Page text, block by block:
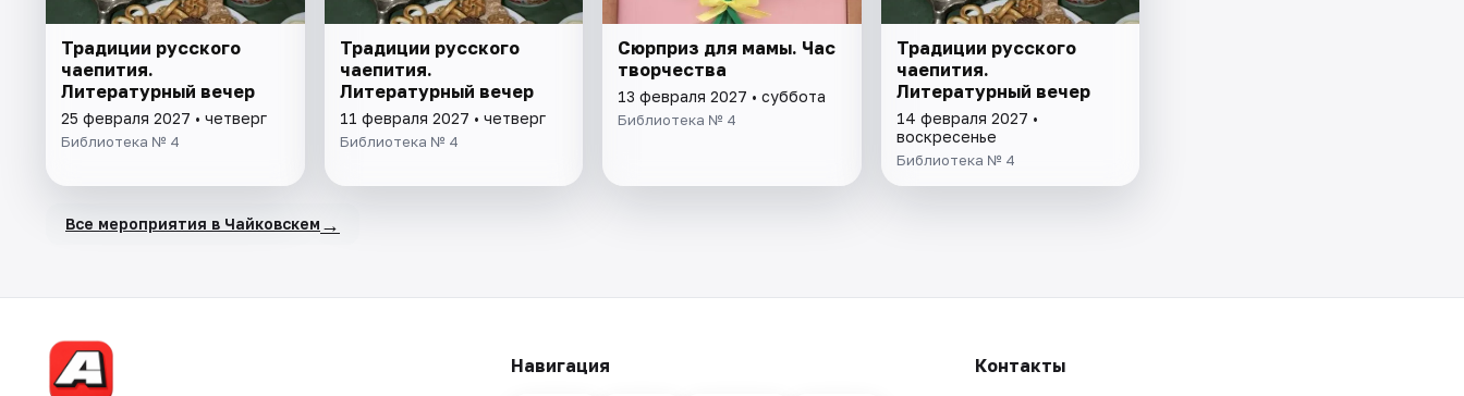
Традиции русского
чаепития.
Литературный вечер
25 февраля 2027 • четверг
Библиотека № 4
Традиции русского
чаепития.
Литературный вечер
11 февраля 2027 • четверг
Библиотека № 4
Сюрприз для мамы. Час
творчества
13 февраля 2027 • суббота
Библиотека № 4
Традиции русского
чаепития.
Литературный вечер
14 февраля 2027 •
воскресенье
Библиотека № 4
Все мероприятия в Чайковскем →
Навигация
Контакты